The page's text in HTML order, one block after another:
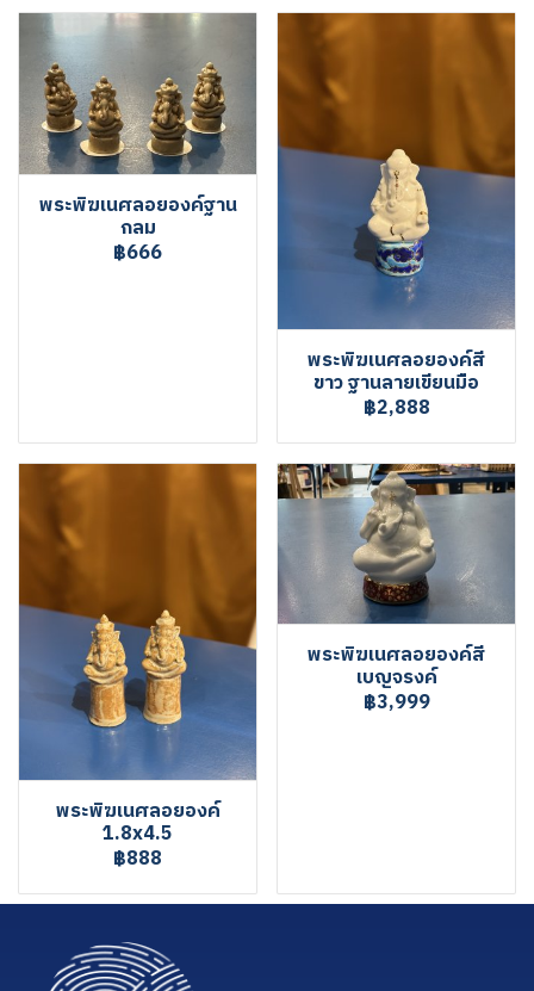
พระพิฆเนศลอยองค์ฐาน
กลม
฿666
พระพิฆเนศลอยองค์สี
ขาว ฐานลายเขียนมือ
฿2,888
พระพิฆเนศลอยองค์
1.8x4.5
฿888
พระพิฆเนศลอยองค์สี
เบญจรงค์
฿3,999